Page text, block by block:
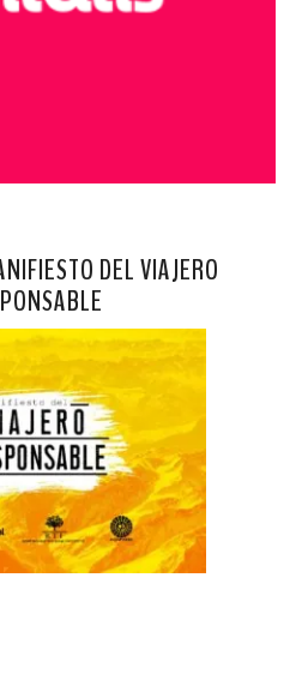
DEL VIAJERO